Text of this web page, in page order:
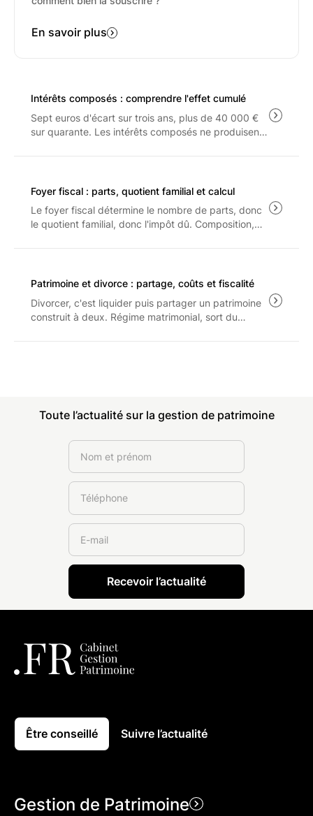
En savoir plus
Intérêts composés : comprendre l'effet cumulé
Sept euros d'écart sur trois ans, plus de 40 000 €
sur quarante. Les intérêts composés ne produisent
Foyer fiscal : parts, quotient familial et calcul
Le foyer fiscal détermine le nombre de parts, donc
le quotient familial, donc l'impôt dû. Composition,
Patrimoine et divorce : partage, coûts et fiscalité
Divorcer, c'est liquider puis partager un patrimoine
construit à deux. Régime matrimonial, sort du
Toute l’actualité sur la gestion de patrimoine
Être conseillé Suivre l’actualité
Gestion de Patrimoine